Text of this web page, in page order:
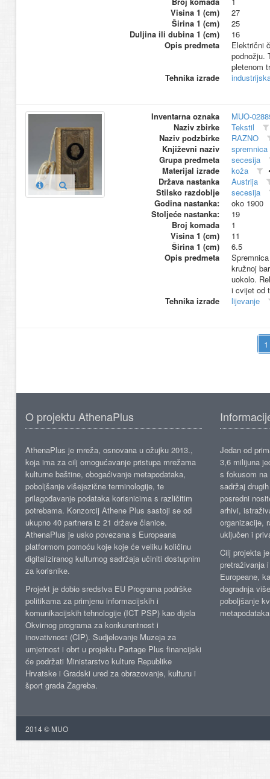
Visina 1 (cm)
27
Širina 1 (cm)
25
Duljina ili dubina 1 (cm)
16
Opis predmeta
Električni
podnožju.
pletenom
Tehnika izrade
Inventarna oznaka
MUO-
Naziv zbirke
Tekstil
Naziv podzbirke
RAZNO
Književni naziv
Grupa predmeta
secesija
Materijal izrade
koža
Država nastanka
Austrija
Stilsko razdoblje
secesija
Godina nastanka:
oko 1900
Stoljeće nastanka:
19
Broj komada
1
Visina 1 (cm)
11
Širina 1 (cm)
6.5
Opis predmeta
kružnoj
uokolo.
i cvijet od
Tehnika izrade
lijevanje
O projektu AthenaPlus
AthenaPlus je mreža, osnovana u ožujku 2013.,
koja ima za cilj omogućavanje pristupa mrežama
kulturne baštine, obogaćivanje metapodataka,
poboljšanje višejezične terminologije, te
prilagođavanje podataka korisnicima s različitim
potrebama. Konzorcij Athene Plus sastoji se od
ukupno 40 partnera iz 21 države članice.
AthenaPlus je usko povezana s Europeana
platformom pomoću koje koje će veliku količinu
digitaliziranog kulturnog sadržaja učiniti dostupnim
za korisnike.
Projekt je dobio sredstva EU Programa podrške
politikama za primjenu informacijskih i
komunikacijskih tehnologije (ICT PSP) kao dijela
Okvirnog programa za konkurentnost i
inovativnost (CIP). Sudjelovanje Muzeja za
umjetnost i obrt u projektu Partage Plus financijski
će podržati Ministarstvo kulture Republike
Hrvatske i Gradski ured za obrazovanje, kulturu i
šport grada Zagreba.
Jedan od
3,6 milijuna
s fokusom
sadržaj
posredni
arhivi,
organizacije,
uključen i
Cilj projekta
pretraživanja
Europeane,
dogradnja
poboljšanje
2014 © MUO